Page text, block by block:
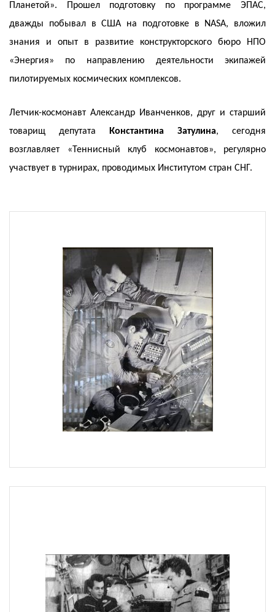
Планетой». Прошел подготовку по программе ЭПАС,
дважды побывал в США на подготовке в NASA, вложил
знания и опыт в развитие конструкторского бюро НПО
«Энергия» по направлению деятельности экипажей
пилотируемых космических комплексов.
Летчик-космонавт Александр Иванченков, друг и старший
товарищ депутата
Константина Затулина, сегодня
возглавляет «Теннисный клуб космонавтов», регулярно
участвует в турнирах, проводимых Институтом стран СНГ.